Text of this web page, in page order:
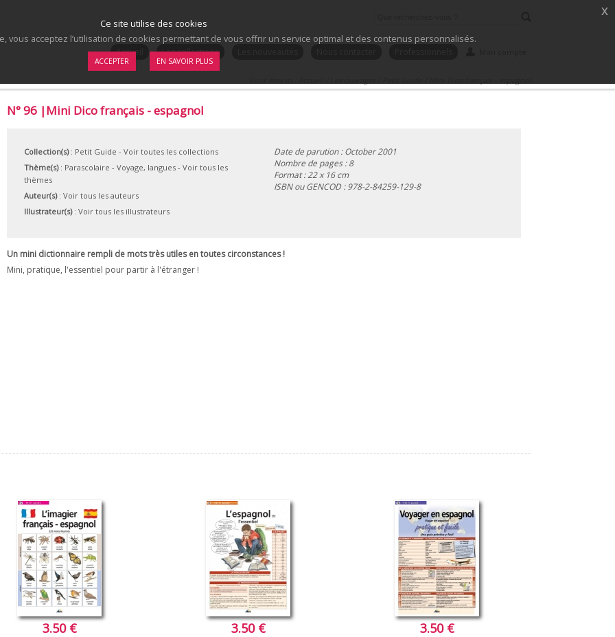
Accueil Les collections
N° 96 |Mini Dico français - espagnol
Collection(s): Petit Guide - Voir toutes les collections
Thème(s): Parascolaire - Voyage, langues- Voir tous les
thèmes
Auteur(s): Voir tous les auteurs
Illustrateur(s): Voir tous les illustrateurs
Date de parution : October 2001
Nombre de pages : 8
Format : 22 x 16 cm
ISBN ou GENCOD :978-2-84259-129-8
Un mini dictionnaire rempli de mots très utiles en toutes circonstances !
Mini, pratique, l'essentiel pour partir à l'étranger !
3.50 € 3.50 € 3.50 €
Ce site utilise des cookies
vous acceptez l’utilisation de cookies permettant de vous offrir un service optimal et des contenus personnalisés.
ACCEPTER EN SAVOIR PLUS
x